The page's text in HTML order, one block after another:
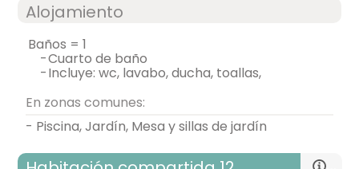
Alojamiento
baños = 1
- cuarto de baño
- incluye: wc, lavabo, ducha, toallas,
En zonas comunes:
- Piscina, Jardín, Mesa y sillas de jardín